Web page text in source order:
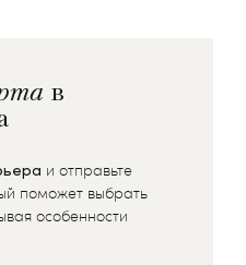
в
и отправьте
поможет выбрать
особенности